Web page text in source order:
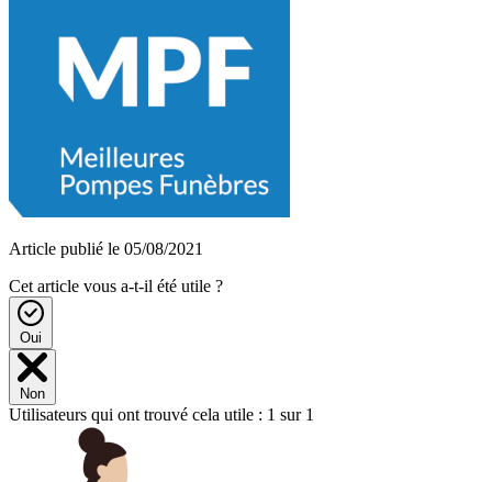
Article publié le 05/08/2021
Cet article vous a-t-il été utile ?
Oui
Non
Utilisateurs qui ont trouvé cela utile : 1 sur 1